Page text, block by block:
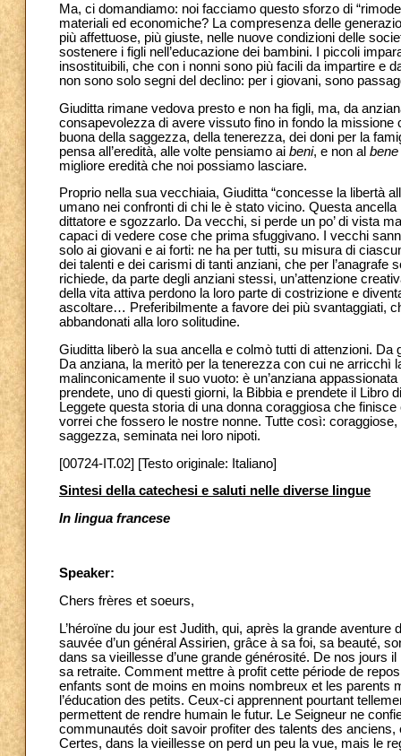
Ma, ci domandiamo: noi facciamo questo sforzo di
materiali ed economiche? La compresenza delle
più affettuose, più giuste, nelle nuove condizioni delle
sostenere i figli nell’educazione dei bambini. I piccoli
insostituibili, che con i nonni sono più facili da impartire e
non sono solo segni del declino: per i giovani, sono
Giuditta rimane vedova presto e non ha figli, ma, da
consapevolezza di avere vissuto fino in fondo la missione
buona della saggezza, della tenerezza, dei doni per la
pensa all’eredità, alle volte pensiamo ai beni, e non al bene
migliore eredità che noi possiamo lasciare.
Proprio nella sua vecchiaia, Giuditta “concesse la libertà
umano nei confronti di chi le è stato vicino. Questa
dittatore e sgozzarlo. Da vecchi, si perde un po’ di vista
capaci di vedere cose che prima sfuggivano. I vecchi
solo ai giovani e ai forti: ne ha per tutti, su misura di
dei talenti e dei carismi di tanti anziani, che per
richiede, da parte degli anziani stessi, un’attenzione
della vita attiva perdono la loro parte di costrizione e
ascoltare… Preferibilmente a favore dei più svantaggiati,
abbandonati alla loro solitudine.
Giuditta liberò la sua ancella e colmò tutti di attenzioni.
Da anziana, la meritò per la tenerezza con cui ne arricchì
malinconicamente il suo vuoto: è un’anziana
prendete, uno di questi giorni, la Bibbia e prendete il Libro
Leggete questa storia di una donna coraggiosa che
vorrei che fossero le nostre nonne. Tutte così:
saggezza, seminata nei loro nipoti.
[00724-IT.02] [Testo originale: Italiano]
Sintesi della catechesi e saluti nelle diverse lingue
In lingua francese
Speaker:
Chers frères et soeurs,
L’héroïne du jour est Judith, qui, après la grande
sauvée d’un général Assirien, grâce à sa foi, sa beauté,
dans sa vieillesse d’une grande générosité. De nos jours
sa retraite. Comment mettre à profit cette période de
enfants sont de moins en moins nombreux et les parents
l’éducation des petits. Ceux-ci apprennent pourtant
permettent de rendre humain le futur. Le Seigneur ne
communautés doit savoir profiter des talents des
Certes, dans la vieillesse on perd un peu la vue, mais le